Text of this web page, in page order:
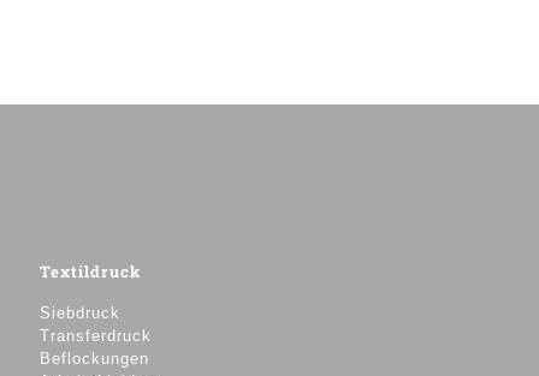
Textildruck
Siebdruck
Transferdruck
Beflockungen